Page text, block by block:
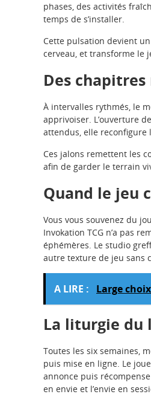
phases, des activités
temps de s’installer.
Cette pulsation devient
cerveau, et transforme le
Des
À intervalles rythmés, le
apprivoiser. L’ouverture
attendus, elle reconfigure
Ces jalons remettent les
afin de garder le terrain
Quand le jeu
Vous vous souvenez du
Invokation TCG n’a pas
éphémères. Le studio
autre texture de jeu sans
A LIRE : Large
La liturgie du
Toutes les six semaines,
puis mise en ligne. Le
annonce puis
en envie et l’envie en